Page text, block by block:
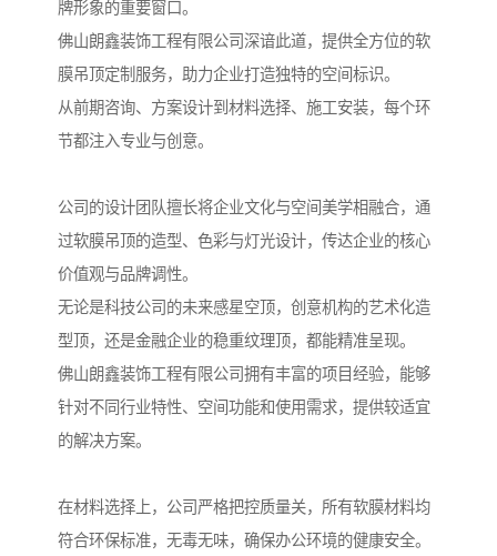
牌形象的重要窗口。
佛山朗鑫装饰工程有限公司深谙此道，提供全方位的软
膜吊顶定制服务，助力企业打造独特的空间标识。
从前期咨询、方案设计到材料选择、施工安装，每个环
节都注入专业与创意。
公司的设计团队擅长将企业文化与空间美学相融合，通
过软膜吊顶的造型、色彩与灯光设计，传达企业的核心
价值观与品牌调性。
无论是科技公司的未来感星空顶，创意机构的艺术化造
型顶，还是金融企业的稳重纹理顶，都能精准呈现。
佛山朗鑫装饰工程有限公司拥有丰富的项目经验，能够
针对不同行业特性、空间功能和使用需求，提供较适宜
的解决方案。
在材料选择上，公司严格把控质量关，所有软膜材料均
符合环保标准，无毒无味，确保办公环境的健康安全。